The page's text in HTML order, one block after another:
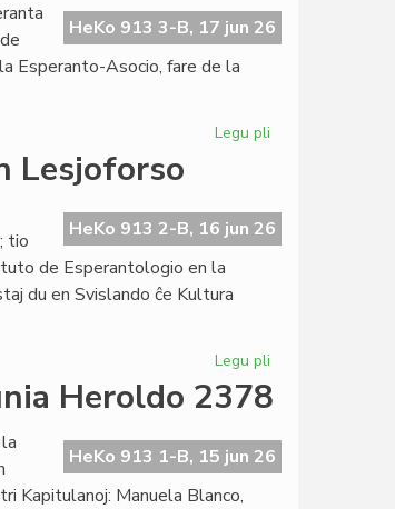
de
la
HeKo 913 3-B, 17 jun 26
Esperanto-Asocio, fare de la
Legu pli
Esperanta
Civito:
Lesjoforso
HeKo 913 2-B, 16 jun 26
tio
de Esperantologio en la
du en Svislando ĉe Kultura
Legu pli
Proponita
la
por
la
Heroldo 2378
HeKo 913 1-B, 15 jun 26
Kapitulanoj: Manuela Blanco,